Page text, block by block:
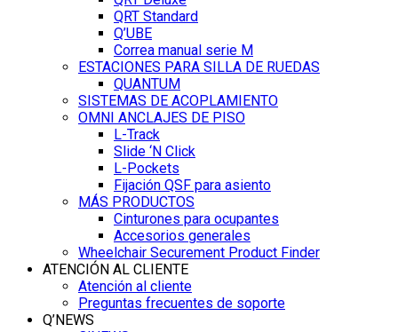
QRT Standard
Q’UBE
Correa manual serie M
ESTACIONES PARA SILLA DE RUEDAS
QUANTUM
SISTEMAS DE ACOPLAMIENTO
OMNI ANCLAJES DE PISO
L-Track
Slide ‘N Click
L-Pockets
Fijación QSF para asiento
MÁS PRODUCTOS
Cinturones para ocupantes
Accesorios generales
Wheelchair Securement Product Finder
ATENCIÓN AL CLIENTE
Atención al cliente
Preguntas frecuentes de soporte
Q’NEWS